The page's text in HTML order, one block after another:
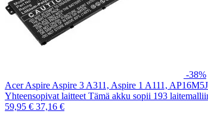
-38%
Acer Aspire Aspire 3 A311, Aspire 1 A111,
Yhteensopivat laitteet Tämä akku sopii 193
59,95 € 37,16 €